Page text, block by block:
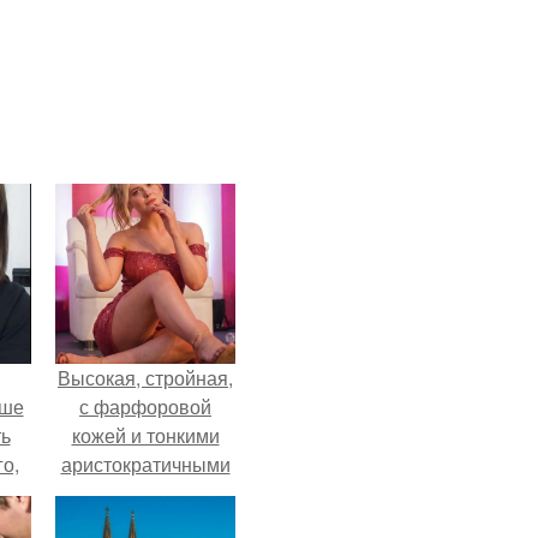
Высокая, стройная,
с фарфоровой
кожей и тонкими
аристократичными
чертами, эль
выглядит так, будто